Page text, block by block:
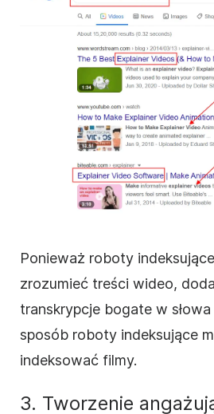
Ponieważ roboty
zrozumieć treści wideo,
transkrypcje bogate w
sposób roboty indeksujące
indeksować filmy.
3. Tworzenie